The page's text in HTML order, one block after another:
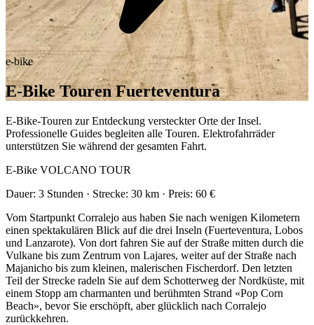
e-bike
E-Bike Touren Fuerteventura
E-Bike-Touren zur Entdeckung versteckter Orte der Insel.
Professionelle Guides begleiten alle Touren. Elektrofahrräder
unterstützen Sie während der gesamten Fahrt.
E-Bike VOLCANO TOUR
Dauer: 3 Stunden · Strecke: 30 km · Preis: 60 €
Vom Startpunkt Corralejo aus haben Sie nach wenigen Kilometern
einen spektakulären Blick auf die drei Inseln (Fuerteventura, Lobos
und Lanzarote). Von dort fahren Sie auf der Straße mitten durch die
Vulkane bis zum Zentrum von Lajares, weiter auf der Straße nach
Majanicho bis zum kleinen, malerischen Fischerdorf. Den letzten
Teil der Strecke radeln Sie auf dem Schotterweg der Nordküste, mit
einem Stopp am charmanten und berühmten Strand «Pop Corn
Beach», bevor Sie erschöpft, aber glücklich nach Corralejo
zurückkehren.